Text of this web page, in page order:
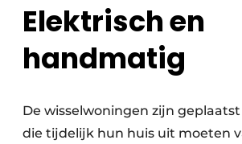
Elektrisch en
handmatig
De wisselwoningen zijn
die tijdelijk hun huis uit moeten